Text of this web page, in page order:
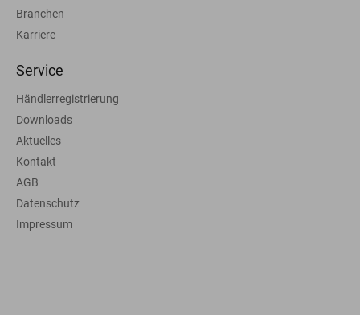
Branchen
Karriere
Service
Händlerregistrierung
Downloads
Aktuelles
Kontakt
AGB
Datenschutz
Impressum